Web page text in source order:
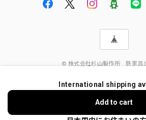
© 株式会社杉山製作所 鉄家具
International shipping
Add to cart
ショップに質問